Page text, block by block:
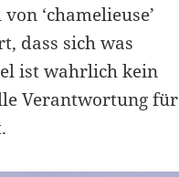
‘chamelieuse’
dass sich was
ist wahrlich kein
Verantwortung für